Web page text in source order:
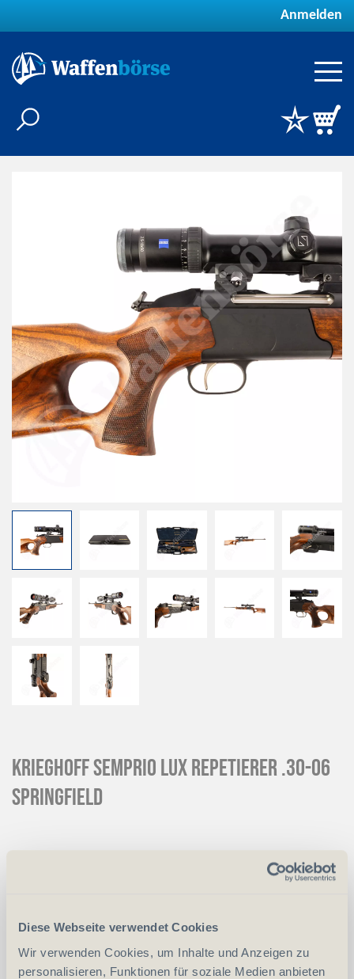
Diese Webseite verwendet Cookies
Wir verwenden Cookies, um Inhalte und Anzeigen zu
personalisieren, Funktionen für soziale Medien anbieten
Anmelden
Krieghoff Semprio Lux Repetierer .30-06
Springfield
Mit einer Anzahlung von 10 % reservieren
Anzahlung+ CHF 650.00
Art.60720